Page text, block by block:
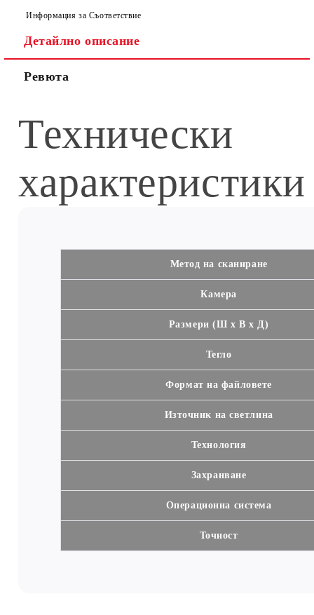
Информация за Съответствие
Детайлно описание
Ревюта
Технически
характеристики
Метод на сканиране
Камера
Размери (Ш х В х Д)
Тегло
Формат на файловете
Източник на светлина
Технология
Захранване
Операционна система
Точност